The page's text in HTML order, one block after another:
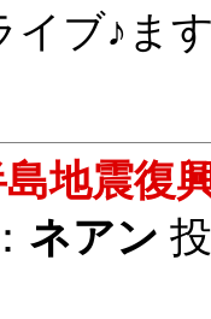
イブ♪ま
地震復
ネアン